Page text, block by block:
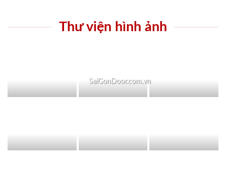
Thư viện hình ảnh
SaiGonDoor.com.vn